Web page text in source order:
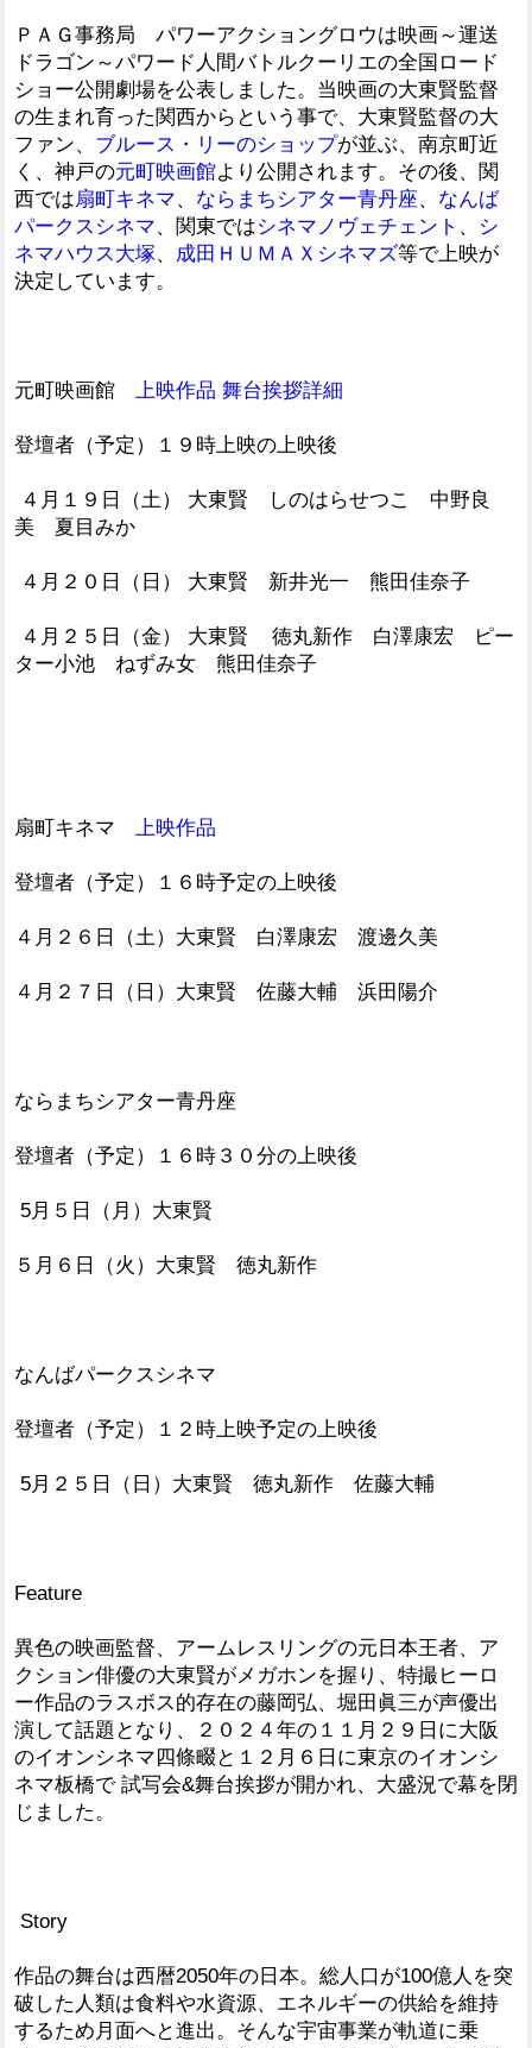
ＰＡＧ事務局 パワーアクショングロウは映画～運送
ドラゴン～パワード人間バトルクーリエの全国ロード
ショー公開劇場を公表しました。当映画の大東賢監督
の生まれ育った関西からという事で、大東賢監督の大
ファン、 ブルース・リーのショップが並ぶ、南京町近
く、神戸の元町映画館より公開されます。その後、関
西では扇町キネマ、 ならまちシアター青丹座、 なんば
パークスシネマ、関東ではシネマノヴェチェント 、
シ
ネマハウス大塚、 成田ＨＵＭＡＸシネマズ等で上映が
決定しています。
元町映画館 上映作品 舞台挨拶詳細
登壇者（予定）１９時上映の上映後
４月１９日（土） 大東賢 しのはらせつこ 中野良
美 夏目みか
４月２０日（日） 大東賢 新井光一 熊田佳奈子
４月２５日（金） 大東賢 徳丸新作 白澤康宏 ピー
ター小池 ねずみ女 熊田佳奈子
扇町キネマ 上映作品
登壇者（予定）１６時予定の上映後
４月２６日（土）大東賢 白澤康宏 渡邊久美
４月２７日（日）大東賢 佐藤大輔 浜田陽介
ならまちシアター青丹座
登壇者（予定）１６時３０分の上映後
5月５日（月）大東賢
５月６日（火）大東賢 徳丸新作
なんばパークスシネマ
登壇者（予定）１２時上映予定の上映後
5月２５日（日）大東賢 徳丸新作 佐藤大輔
Feature
異色の映画監督、アームレスリングの元日本王者、ア
クション俳優の大東賢がメガホンを握り、特撮ヒーロ
ー作品のラスボス的存在の藤岡弘、堀田眞三が声優出
演して話題となり、２０２４年の１１月２９日に大阪
のイオンシネマ四條畷と１２月６日に東京のイオンシ
ネマ板橋で 試写会&舞台挨拶が開かれ、大盛況で幕を閉
じました。
Story
作品の舞台は西暦2050年の日本。総人口が100億人を突
破した人類は食料や水資源、エネルギーの供給を維持
するため月面へと進出。そんな宇宙事業が軌道に乗